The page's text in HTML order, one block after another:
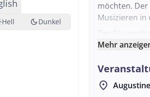
Hell dark_modeDunkel
möchten.
Musizieren in
Der
Augustiner
Das
idealen
Mehr
location_on